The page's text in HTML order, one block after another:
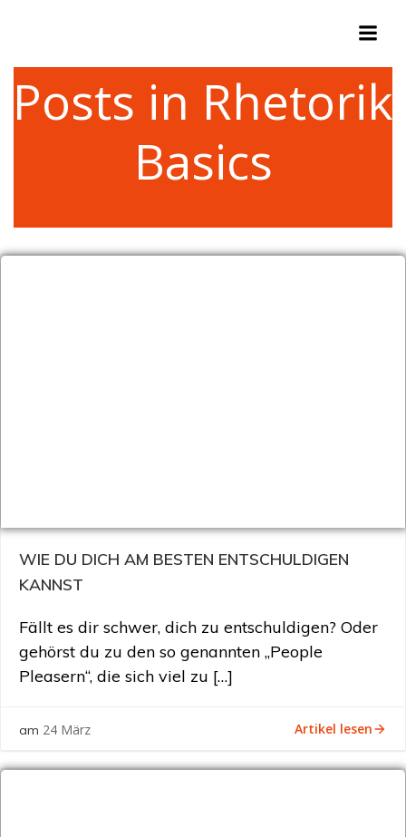
Posts in Rhetorik
Basics
WIE DU DICH AM BESTEN ENTSCHULDIGEN
KANNST
Fällt es dir schwer, dich zu entschuldigen? Oder
gehörst du zu den so genannten „People
Pleasern“, die sich viel zu […]
am 24 März Artikel lesen